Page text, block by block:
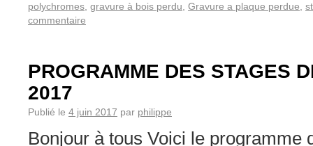
polychromes gravure à bois perdu Gravure a plaque perdue
commentaire
PROGRAMME DES STAGES
2017
Publié le 4 juin 2017 par philippe
Bonjour à tous Voici le programme